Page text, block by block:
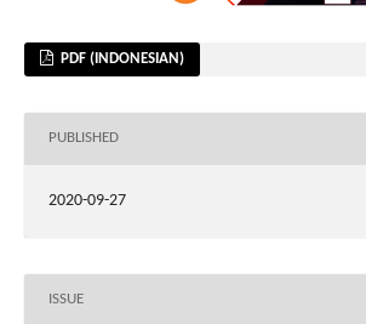
PDF (INDONESIAN)
PUBLISHED
2020-09-27
ISSUE